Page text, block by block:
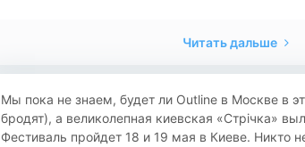
Читать дальше
Мы пока не знаем, будет ли Outline в Москве в
бродят), а великолепная киевская «Стрiчка»
Фестиваль пройдет 18 и 19 мая в Киеве. Никто